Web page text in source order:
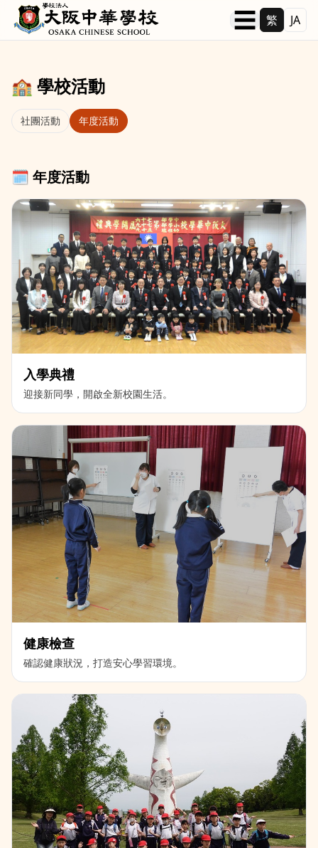
本文へ移動 ☰ 繁 JA
🏫 學校活動
社團活動 年度活動
🗓️ 年度活動
入學典禮
迎接新同學，開啟全新校園生活。
健康檢查
確認健康狀況，打造安心學習環境。